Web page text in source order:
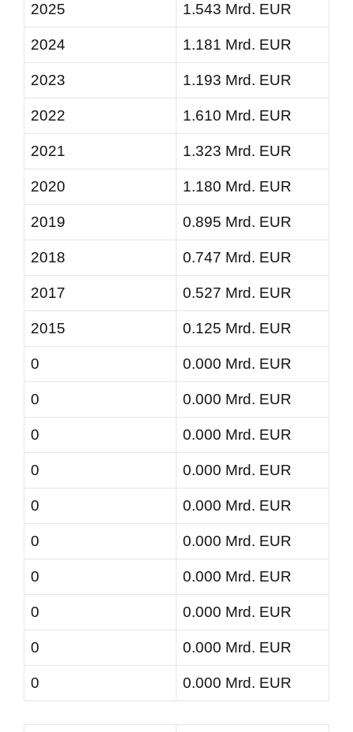
2025 1.543 Mrd. EUR
2024 1.181 Mrd. EUR
2023 1.193 Mrd. EUR
2022 1.610 Mrd. EUR
2021 1.323 Mrd. EUR
2020 1.180 Mrd. EUR
2019 0.895 Mrd. EUR
2018 0.747 Mrd. EUR
2017 0.527 Mrd. EUR
2015 0.125 Mrd. EUR
0 0.000 Mrd. EUR
0 0.000 Mrd. EUR
0 0.000 Mrd. EUR
0 0.000 Mrd. EUR
0 0.000 Mrd. EUR
0 0.000 Mrd. EUR
0 0.000 Mrd. EUR
0 0.000 Mrd. EUR
0 0.000 Mrd. EUR
0 0.000 Mrd. EUR